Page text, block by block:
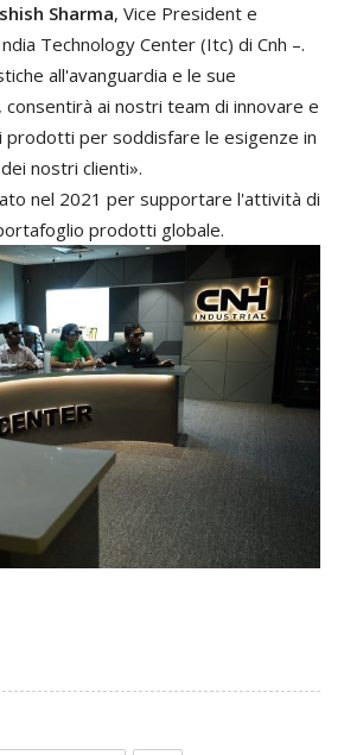
Sharma, Vice President e
Technology Center (Itc) di Cnh –.
all'avanguardia e le sue
, consentirà ai nostri team di innovare e
prodotti per soddisfare le esigenze in
dei nostri clienti».
nel 2021 per supportare l'attività di
prodotti globale.